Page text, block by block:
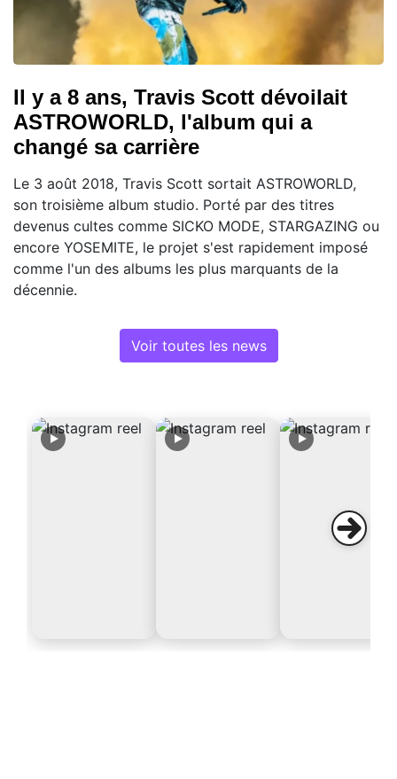
Il y a 8 ans, Travis Scott dévoilait
ASTROWORLD, l'album qui a
changé sa carrière
Le 3 août 2018, Travis Scott sortait ASTROWORLD,
son troisième album studio. Porté par des titres
devenus cultes comme SICKO MODE, STARGAZING ou
encore YOSEMITE, le projet s'est rapidement imposé
comme l'un des albums les plus marquants de la
décennie.
Voir toutes les news